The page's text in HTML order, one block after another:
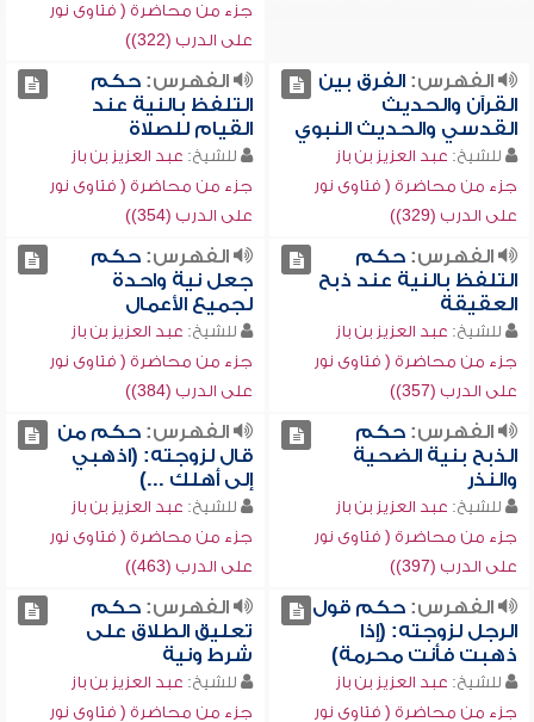
جزء من محاضرة ( فتاوى نور
على الدرب (322))
الفهرس:الفرق بين
القرآن والحديث
القدسي والحديث النبوي
للشيخ: عبد العزيز بن باز
جزء من محاضرة ( فتاوى نور
على الدرب (329))
الفهرس:حكم
التلفظ بالنية عند
القيام للصلاة
للشيخ: عبد العزيز بن باز
جزء من محاضرة ( فتاوى نور
على الدرب (354))
الفهرس:حكم
التلفظ بالنية عند ذبح
العقيقة
للشيخ: عبد العزيز بن باز
جزء من محاضرة ( فتاوى نور
على الدرب (357))
الفهرس:حكم
جعل نية واحدة
لجميع الأعمال
للشيخ: عبد العزيز بن باز
جزء من محاضرة ( فتاوى نور
على الدرب (384))
الفهرس:حكم
الذبح بنية الضحية
والنذر
للشيخ: عبد العزيز بن باز
جزء من محاضرة ( فتاوى نور
على الدرب (397))
الفهرس:حكم من
قال لزوجته: (اذهبي
إلى أهلك ...)
للشيخ: عبد العزيز بن باز
جزء من محاضرة ( فتاوى نور
على الدرب (463))
الفهرس:حكم قول
الرجل لزوجته: (إذا
ذهبت فأنت محرمة)
للشيخ: عبد العزيز بن باز
جزء من محاضرة ( فتاوى نور
الفهرس:حكم
تعليق الطلاق على
شرط ونية
للشيخ: عبد العزيز بن باز
جزء من محاضرة ( فتاوى نور